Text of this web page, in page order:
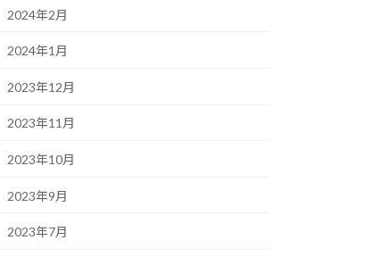
2024年2月
2024年1月
2023年12月
2023年11月
2023年10月
2023年9月
2023年7月